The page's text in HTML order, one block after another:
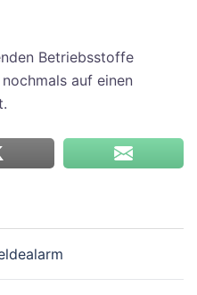
Betriebsstoffe
auf einen